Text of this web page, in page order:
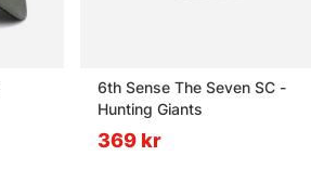
6th Sense The Seven SC -
Hunting Giants
369 kr